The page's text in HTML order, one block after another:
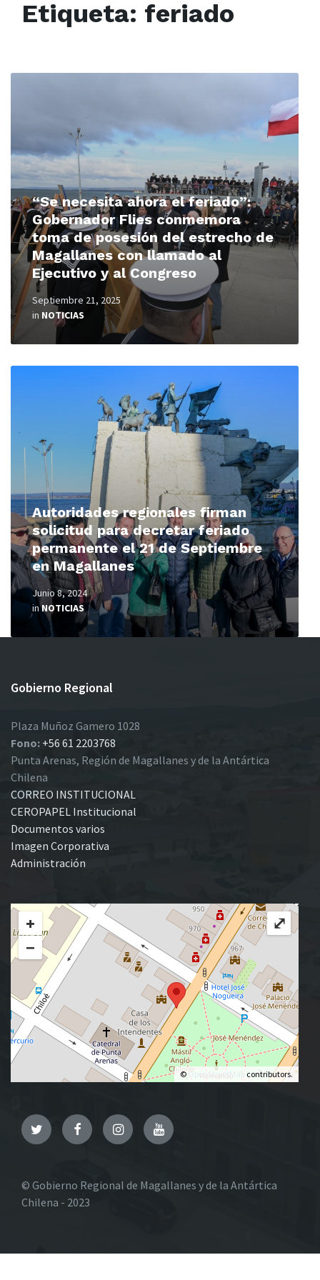
Etiqueta: feriado
“Se necesita ahora el feriado”:
Gobernador Flies conmemora
toma de posesión del estrecho de
Magallanes con llamado al
Ejecutivo y al Congreso
Septiembre 21, 2025
in NOTICIAS
Read
Autoridades regionales firman
solicitud para decretar feriado
permanente el 21 de Septiembre
en Magallanes
Junio 8, 2024
inNOTICIAS
Read
Gobierno Regional
Plaza Muñoz Gamero 1028
Fono: +56 61 2203768
Punta Arenas, Región de Magallanes y de la Antártica
Chilena
CORREO INSTITUCIONAL
CEROPAPEL Institucional
Documentos varios
Imagen Corporativa
Administración
+
−
© OpenStreetMap contributors.
⤢
TwitterFacebookInstagramYouTube
© Gobierno Regional de Magallanes y de la Antártica
Chilena - 2023